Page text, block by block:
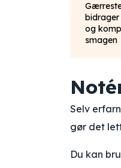
og
smagen
Selv
gør det
Du kan